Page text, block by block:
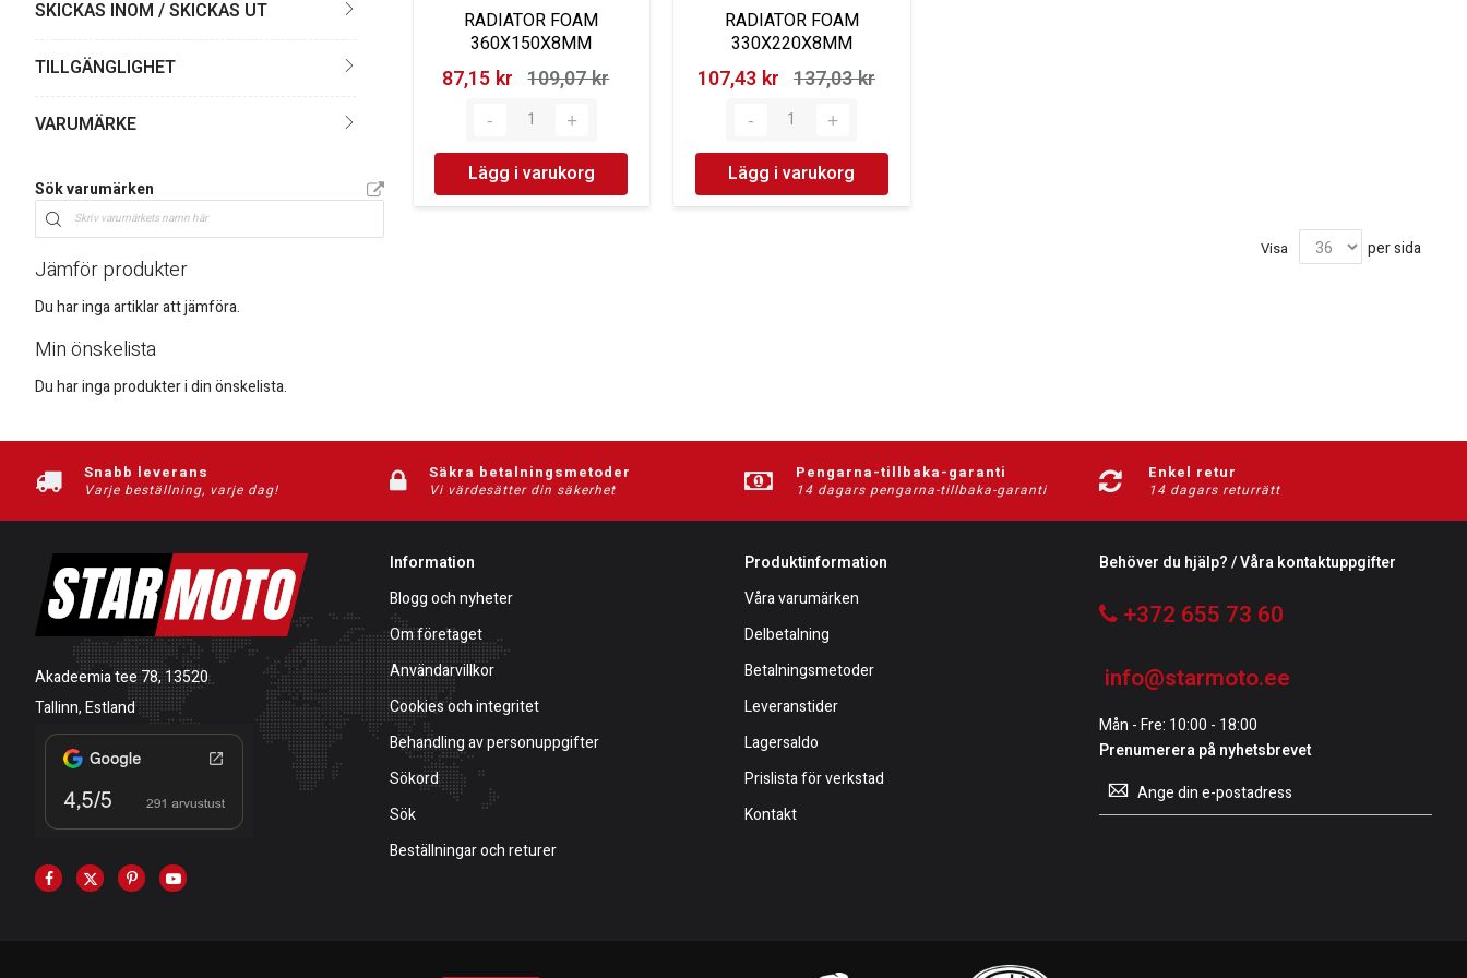
RADIATOR FOAM
360X150X8MM
87,15 kr‎ 109,07 kr‎
Lägg i varukorg
RADIATOR FOAM
330X220X8MM
107,43 kr‎ 137,03 kr‎
Lägg i varukorg
Visa per sida
SKICKAS INOM / SKICKAS UT
TILLGÄNGLIGHET
VARUMÄRKE
Sök varumärken
Jämför produkter
Du har inga artiklar att jämföra.
Min önskelista
Du har inga produkter i din önskelista.
Snabb leverans
Varje beställning, varje dag!
Säkra betalningsmetoder
Vi värdesätter din säkerhet
Pengarna-tillbaka-garanti
14 dagars pengarna-tillbaka-garanti
Enkel retur
14 dagars returrätt
Akadeemia tee 78, 13520
Tallinn, Estland
Information
Blogg och nyheter
Om företaget
Användarvillkor
Cookies och integritet
Behandling av personuppgifter
Sökord
Sök
Beställningar och returer
Produktinformation
Våra varumärken
Delbetalning
Betalningsmetoder
Leveranstider
Lagersaldo
Prislista för verkstad
Kontakt
Behöver du hjälp? / Våra kontaktuppgifter
+372 655 73 60
info@starmoto.ee
Mån - Fre: 10:00 - 18:00
Prenumerera på nyhetsbrevet
Prenumerera
på
vårt